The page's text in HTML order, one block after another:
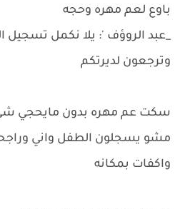
باوع لعم مهره وحجه
_عبد الروؤف ': يلا نكمل
وترجعون لديرتكم
سكت عم مهره بدون مايحجي
مشو يسجلون الطفل واني
واكفات بمكانه